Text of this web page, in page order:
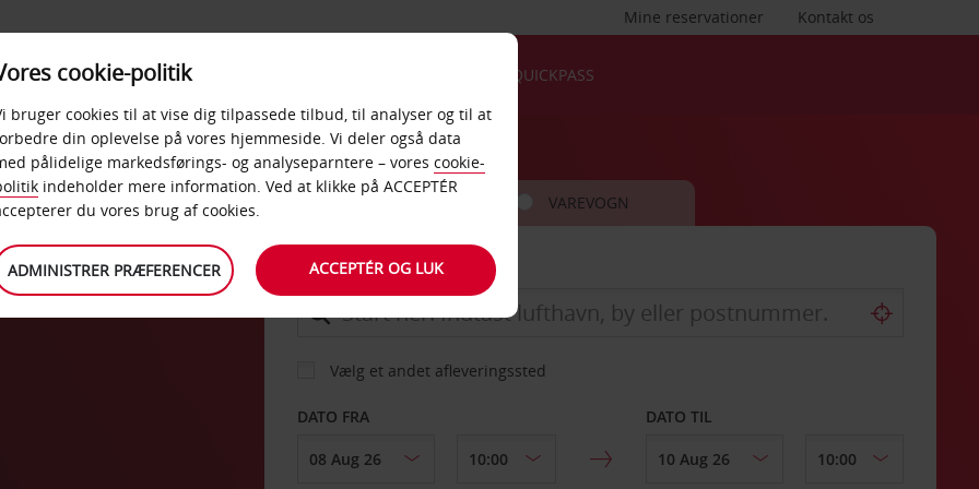
Kontakt os
Mine reservationer
PRODUKTER &
KONTORER
QUICKPASS
BIL VAREVOGN
AFHENT FRA
Vælg et andet afleveringssted
DATO FRA DATO TIL
cookie-politik
bruger cookies til at vise dig tilpassede tilbud, til analyser og til at
din oplevelse på vores hjemmeside. Vi deler også data
pålidelige markedsførings- og analyseparntere – vores cookie-
indeholder mere information. Ved at klikke på ACCEPTÉR
du vores brug af cookies.
ADMINISTRER PRÆFERENCER ACCEPTÉR OG LUK